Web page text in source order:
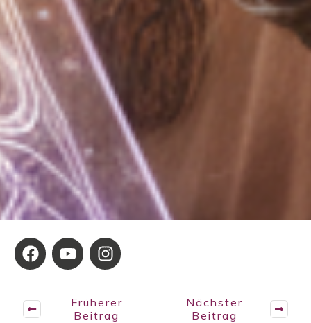
Früherer
Beitrag
Nächster
Beitrag